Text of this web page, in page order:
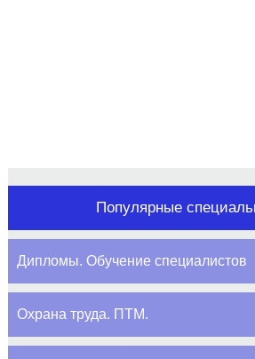
Популярные
Дипломы. Обучение специалистов
Охрана труда. ПТМ.